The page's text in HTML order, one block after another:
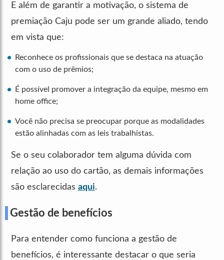
E além de garantir a motivação, o sistema de
premiação Caju pode ser um grande aliado, tendo
em vista que:
Reconhece os profissionais que se destaca na atuação
com o uso de prêmios;
É possível promover a integração da equipe, mesmo em
home office;
Você não precisa se preocupar porque as modalidades
estão alinhadas com as leis trabalhistas.
Se o seu colaborador tem alguma dúvida com
relação ao uso do cartão, as demais informações
são esclarecidas aqui.
Gestão de benefícios
Para entender como funciona a gestão de
benefícios, é interessante destacar o que seria